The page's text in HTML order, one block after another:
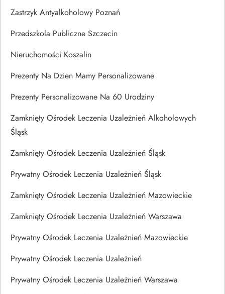
Zastrzyk Antyalkoholowy Poznań
Przedszkola Publiczne Szczecin
Nieruchomości Koszalin
Prezenty Na Dzien Mamy Personalizowane
Prezenty Personalizowane Na 60 Urodziny
Zamknięty Ośrodek Leczenia Uzależnień Alkoholowych
Śląsk
Zamknięty Ośrodek Leczenia Uzależnień Śląsk
Prywatny Ośrodek Leczenia Uzależnień Śląsk
Zamknięty Ośrodek Leczenia Uzależnień Mazowieckie
Zamknięty Ośrodek Leczenia Uzależnień Warszawa
Prywatny Ośrodek Leczenia Uzależnień Mazowieckie
Prywatny Ośrodek Leczenia Uzależnień
Prywatny Ośrodek Leczenia Uzależnień Warszawa